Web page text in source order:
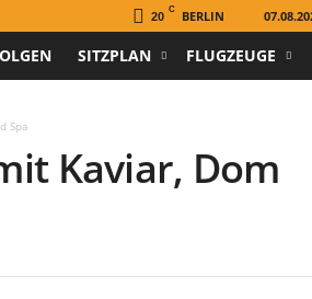
20
C BERLIN
SITZPLAN FLUGZEUGE
Spa
Kaviar, Dom